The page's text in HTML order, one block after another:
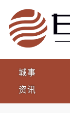
城事
资讯